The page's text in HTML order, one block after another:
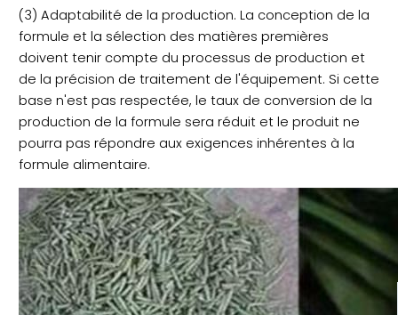
(3) Adaptabilité de la production. La conception de la
formule et la sélection des matières premières
doivent tenir compte du processus de production et
de la précision de traitement de l'équipement. Si cette
base n'est pas respectée, le taux de conversion de la
production de la formule sera réduit et le produit ne
pourra pas répondre aux exigences inhérentes à la
formule alimentaire.